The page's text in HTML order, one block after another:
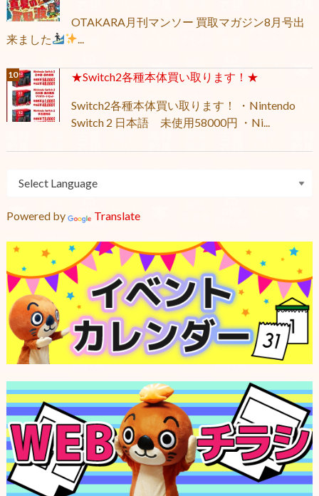
OTAKARA月刊マンソー 買取マガジン8月号出
来ました
★Switch2各種本体買い取ります！★
Switch2各種本体買い取ります！ ・Nintendo
Switch 2 日本語 未使用58000円 ・Ni...
Powered by Translate